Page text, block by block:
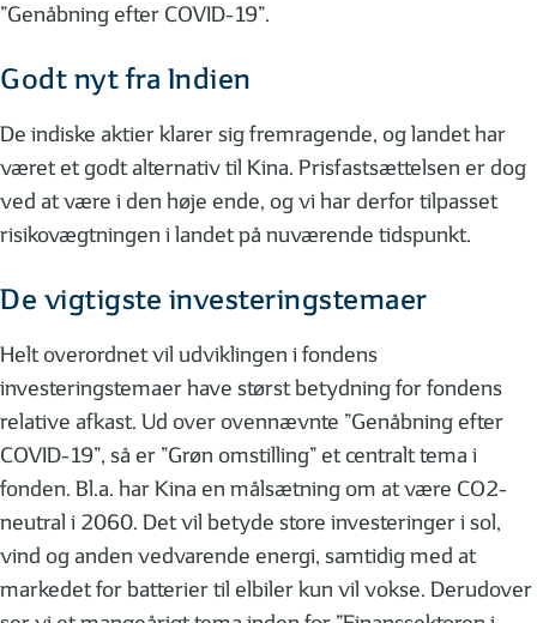
”Genåbning efter COVID-19”.
Godt nyt fra Indien
De indiske aktier klarer sig fremragende, og landet har
været et godt alternativ til Kina. Prisfastsættelsen er dog
ved at være i den høje ende, og vi har derfor tilpasset
risikovægtningen i landet på nuværende tidspunkt.
De vigtigste investeringstemaer
Helt overordnet vil udviklingen i fondens
investeringstemaer have størst betydning for fondens
relative afkast. Ud over ovennævnte ”Genåbning efter
COVID-19”, så er ”Grøn omstilling” et centralt tema i
fonden. Bl.a. har Kina en målsætning om at være CO2-
neutral i 2060. Det vil betyde store investeringer i sol,
vind og anden vedvarende energi, samtidig med at
markedet for batterier til elbiler kun vil vokse. Derudover